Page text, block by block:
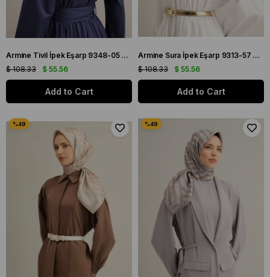
Armine Tivil İpek Eşarp 9348-05 Mor Karışık Desen
$ 55.56
$ 108.33
Add to Cart
Armine Sura İpek Eşarp 9313-57 Pembe Karışık Desen
$ 55.56
$ 108.33
Add to Cart